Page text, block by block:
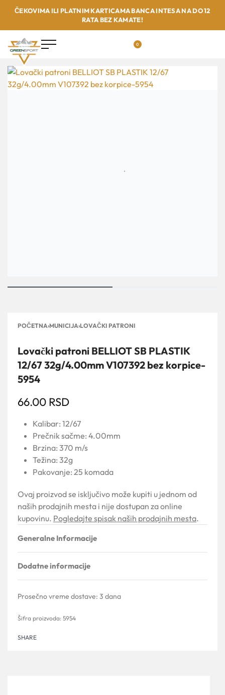
ČEKOVIMA ILI PLATNIM KARTICAMA BANCA INTESA NA DO 12
RATA BEZ KAMATE!
0
POČETNA›MUNICIJA›LOVAČKI PATRONI
Lovački patroni BELLIOT SB PLASTIK
12/67 32g/4.00mm V107392 bez korpice-
5954
66.00 RSD
Kalibar: 12/67
Prečnik sačme: 4.00mm
Brzina: 370 m/s
Težina: 32g
Pakovanje: 25 komada
Ovaj proizvod se isključivo može kupiti u jednom od
naših prodajnih mesta i nije dostupan za online
kupovinu. Pogledajte spisak naših prodajnih mesta.
Generalne Informacije
Dodatne informacije
Prosečno vreme dostave: 3 dana
5954
SHARE